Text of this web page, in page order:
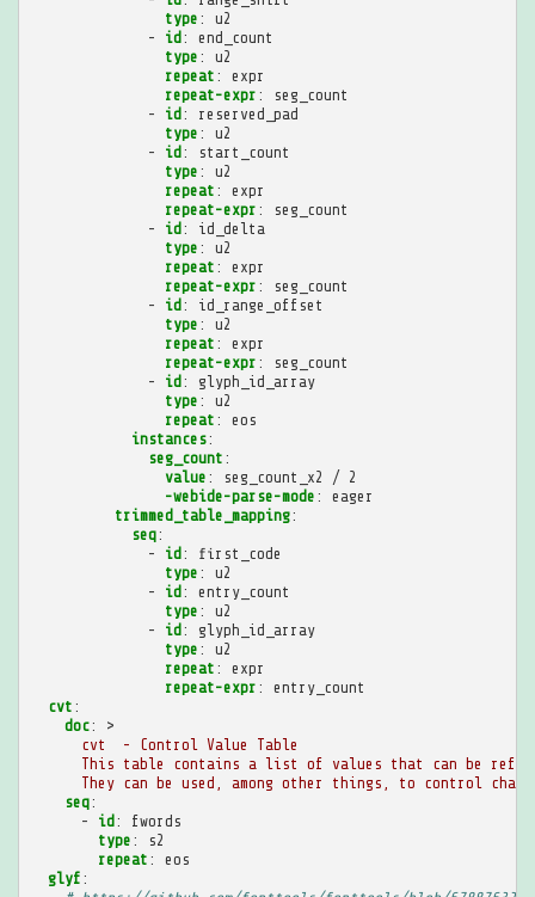
type :
u2
-
id :
end_count
type :
u2
repeat :
expr
repeat-expr :
seg_count
-
id :
reserved_pad
type :
u2
-
id :
start_count
type :
u2
repeat :
expr
repeat-expr :
seg_count
-
id :
id_delta
type :
u2
repeat :
expr
repeat-expr :
seg_count
-
id :
id_range_offset
type :
u2
repeat :
expr
repeat-expr :
seg_count
-
id :
glyph_id_array
type :
u2
repeat :
eos
instances:
seg_count :
value :
seg_count_x2 / 2
-webide-parse-mode :
eager
trimmed_table_mapping:
seq:
-
id :
first_code
type :
u2
-
id :
entry_count
type :
u2
-
id :
glyph_id_array
type :
u2
repeat :
expr
repeat-expr :
entry_count
cvt :
doc:
>
cvt  - Control Value Table
This table contains a list of values that can be
They can be used, among other things, to control
seq:
-
id :
fwords
type :
s2
repeat :
eos
glyf :